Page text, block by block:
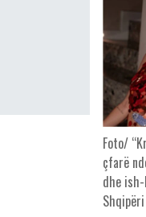
Foto/
çfarë
dhe
Shqipëri